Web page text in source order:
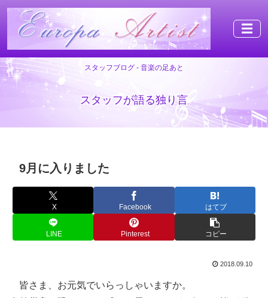
☰
スタッフブログ - 音楽の足あと
スタッフが語る独り言
9月に入りました
X Facebook はてブ
LINE Pinterest コピー
2018.09.10
皆さま、お元気でいらっしゃいますか。